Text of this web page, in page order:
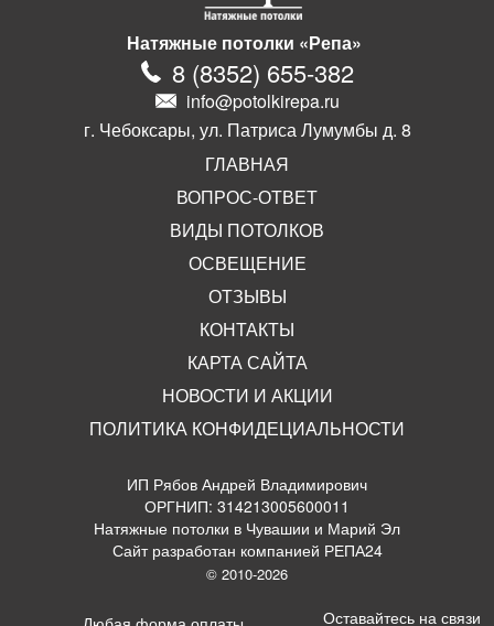
Натяжные потолки «Репа»
8 (8352) 655-382
info@potolkirepa.ru
г. Чебоксары, ул. Патриса Лумумбы д. 8
ГЛАВНАЯ
ВОПРОС-ОТВЕТ
ВИДЫ ПОТОЛКОВ
ОСВЕЩЕНИЕ
ОТЗЫВЫ
КОНТАКТЫ
КАРТА САЙТА
НОВОСТИ И АКЦИИ
ПОЛИТИКА КОНФИДЕЦИАЛЬНОСТИ
ИП Рябов Андрей Владимирович
ОРГНИП: 314213005600011
Натяжные потолки в Чувашии и Марий Эл
Сайт разработан компанией РЕПА24
© 2010-2026
Оставайтесь на связи